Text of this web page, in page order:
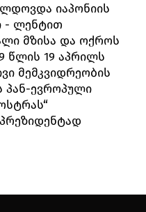
იაპონიის
- ლენტით
მზისა და ოქროს
წლის 19 აპრილს
მემკვიდრეობის
პან-ევროპული